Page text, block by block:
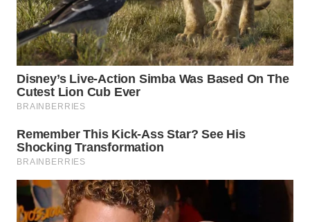
DEPOK
WN
TAPANULI
UTARA
WN
WN
LAWAS